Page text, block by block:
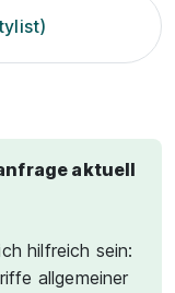
aktuell
hilfreich sein:
allgemeiner